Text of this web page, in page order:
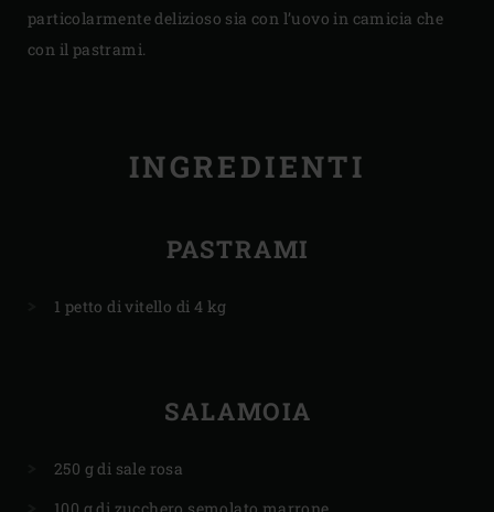
particolarmente delizioso sia con l’uovo in camicia che
con il pastrami.
INGREDIENTI
PASTRAMI
1 petto di vitello di 4 kg
SALAMOIA
250 g di sale rosa
100 g di zucchero semolato marrone